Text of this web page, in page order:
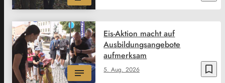
bookmark_border
5. Aug. 2026
Eis-Aktion macht auf
Ausbildungsangebote
aufmerksam